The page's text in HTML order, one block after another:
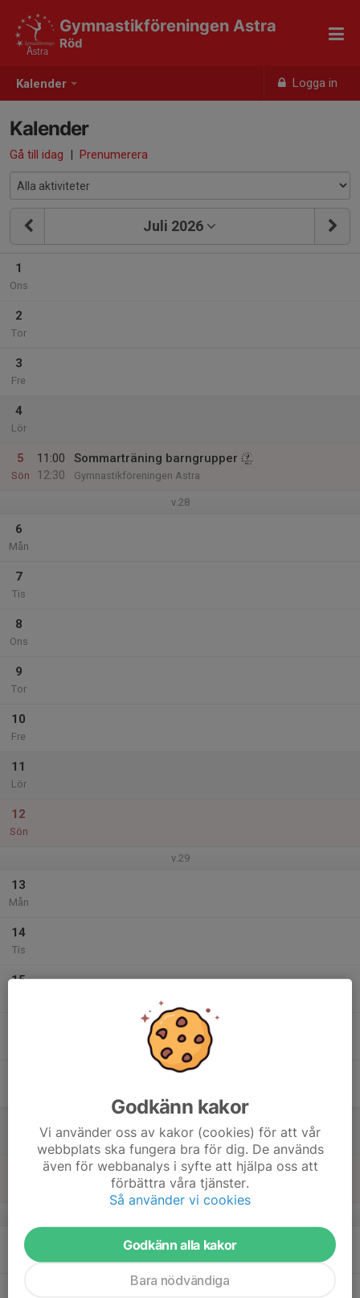
Kalender Logga in
Gymnastikföreningen Astra
Röd
Kalender
Gå till idag | Prenumerera
Juli 2026
1
Ons
2
Tor
3
Fre
4
Lör
5
Sön
11:00
12:30
Sommarträning barngrupper
Gymnastikföreningen Astra
v.28
6
Mån
7
Tis
8
Ons
9
Tor
10
Fre
11
Lör
12
Sön
v.29
13
Mån
14
Tis
15
11:00
Sommarträning barngrupper
Gymnastikföreningen Astra
20
Mån
Godkänn kakor
Vi använder oss av kakor (cookies) för att vår
webbplats ska fungera bra för dig. De används
även för webbanalys i syfte att hjälpa oss att
förbättra våra tjänster.
Så använder vi cookies
Godkänn alla kakor
Bara nödvändiga